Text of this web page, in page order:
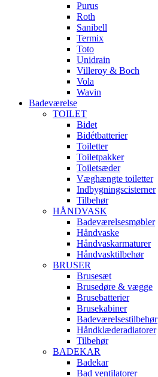
Purus
Roth
Sanibell
Termix
Toto
Unidrain
Villeroy & Boch
Vola
Wavin
Badeværelse
TOILET
Bidet
Bidétbatterier
Toiletter
Toiletpakker
Toiletsæder
Væghængte toiletter
Indbygningscisterner
Tilbehør
HÅNDVASK
Badeværelsesmøbler
Håndvaske
Håndvaskarmaturer
Håndvasktilbehør
BRUSER
Brusesæt
Brusedøre & vægge
Brusebatterier
Brusekabiner
Badeværelsestilbehør
Håndklæderadiatorer
Tilbehør
BADEKAR
Badekar
Bad ventilatorer